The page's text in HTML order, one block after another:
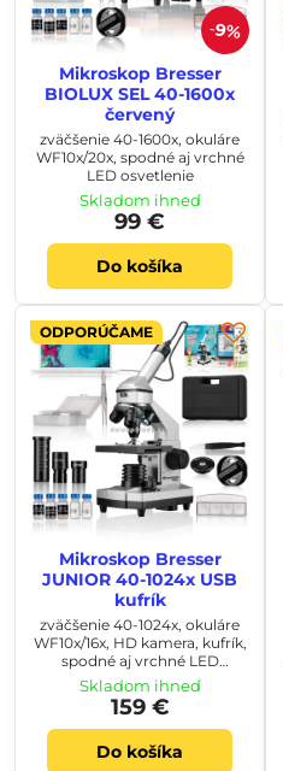
9%
Mikroskop Bresser
BIOLUX SEL 40-1600x
červený
zväčšenie 40-1600x, okuláre
WF10x/20x, spodné aj vrchné
LED osvetlenie
Skladom ihneď
99 €
Do košíka
ODPORÚČAME
Mikroskop Bresser
JUNIOR 40-1024x USB
kufrík
zväčšenie 40-1024x, okuláre
WF10x/16x, HD kamera, kufrík,
spodné aj vrchné LED
osvetlenie
Skladom ihneď
159 €
Do košíka